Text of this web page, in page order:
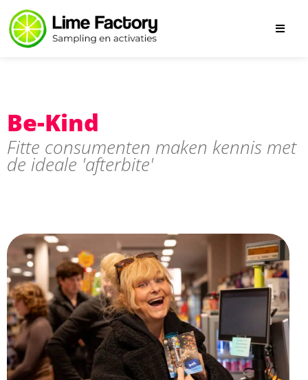
Be-Kind
Fitte consumenten maken kennis met
de ideale 'afterbite'